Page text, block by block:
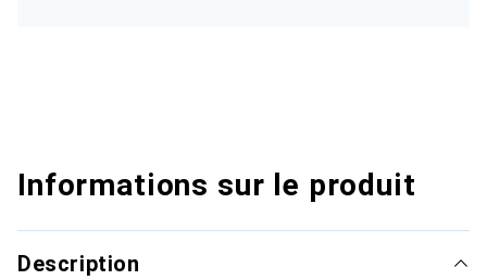
Informations sur le produit
Description